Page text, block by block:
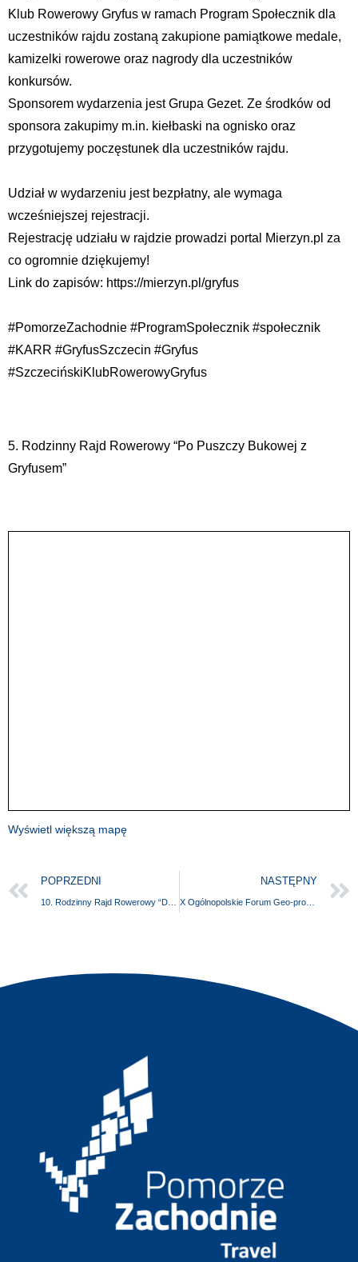
Klub Rowerowy Gryfus w ramach Program Społecznik dla
uczestników rajdu zostaną zakupione pamiątkowe medale,
kamizelki rowerowe oraz nagrody dla uczestników
konkursów.
Sponsorem wydarzenia jest Grupa Gezet. Ze środków od
sponsora zakupimy m.in. kiełbaski na ognisko oraz
przygotujemy poczęstunek dla uczestników rajdu.
Udział w wydarzeniu jest bezpłatny, ale wymaga
wcześniejszej rejestracji.
Rejestrację udziału w rajdzie prowadzi portal Mierzyn.pl za
co ogromnie dziękujemy!
Link do zapisów: https://mierzyn.pl/gryfus
#PomorzeZachodnie #ProgramSpołecznik #społecznik
#KARR #GryfusSzczecin #Gryfus
#SzczecińskiKlubRowerowyGryfus
5. Rodzinny Rajd Rowerowy “Po Puszczy Bukowej z
Gryfusem”
Wyświetl większą mapę
POPRZEDNI NASTĘPNY
X Ogólnopolskie Forum Geo-produkt